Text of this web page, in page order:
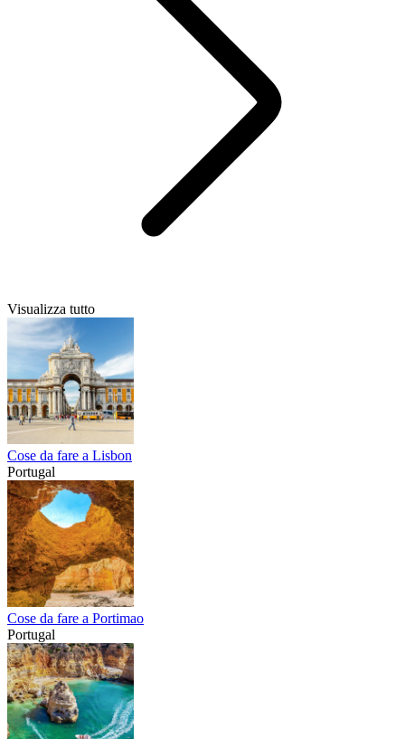
Visualizza tutto
Cose da fare a Lisbon
Portugal
Cose da fare a Portimao
Portugal